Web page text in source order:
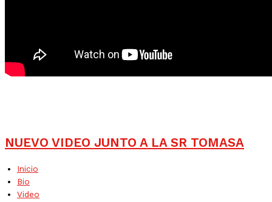
NUEVO VIDEO JUNTO A LA SR TOMASA
Inicio
Bio
Video